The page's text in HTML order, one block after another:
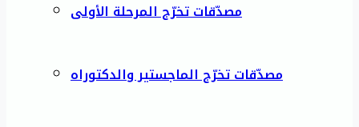
مصدّقات تخرّج المرحلة الأولى
مصدّقات تخرّج الماجستير والدكتوراه